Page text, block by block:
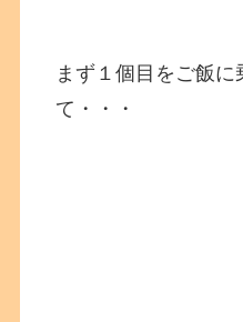
まず１個目をご飯
て・・・